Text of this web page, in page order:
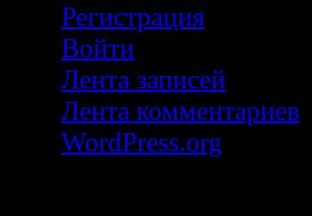
Регистрация
Войти
Лента записей
Лента комментариев
WordPress.org